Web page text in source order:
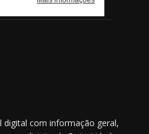
com informação geral,